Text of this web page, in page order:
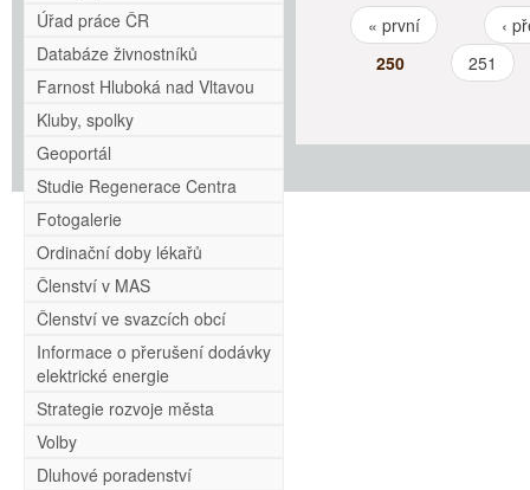
Úřad práce ČR
Databáze živnostníků
Farnost Hluboká nad Vltavou
Kluby, spolky
Geoportál
Studie Regenerace Centra
Fotogalerie
Ordinační doby lékařů
Členství v MAS
Členství ve svazcích obcí
Informace o přerušení dodávky
elektrické energie
Strategie rozvoje města
Volby
Dluhové poradenství
Stránky
« první
‹
250
251